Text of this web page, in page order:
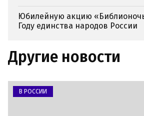
Юбилейную акцию
Году единства народов России
Другие новости
В РОССИИ